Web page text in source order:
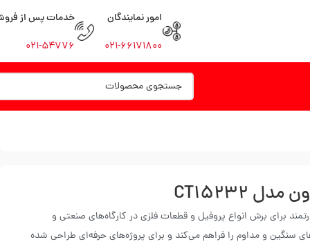
امور نمایندگان
۰۲۱-۶۶۱۷۱۸۰۰
خدمات پس از
۰۲۱-۵۴۷۷۶
برای برش انواع پروفیل و قطعات فلزی در کارگاه‌های صنعتی و
توان لازم برای انجام برش‌های سنگین و مداوم را فراهم می‌کند و برای پروژه‌های حرفه‌ای طراحی شده